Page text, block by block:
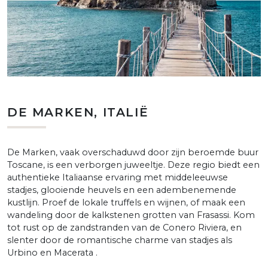
DE MARKEN, ITALIË
De Marken, vaak overschaduwd door zijn beroemde buur
Toscane, is een verborgen juweeltje. Deze regio biedt een
authentieke Italiaanse ervaring met middeleeuwse
stadjes, glooiende heuvels en een adembenemende
kustlijn. Proef de lokale truffels en wijnen, of maak een
wandeling door de kalkstenen grotten van Frasassi. Kom
tot rust op de zandstranden van de Conero Riviera, en
slenter door de romantische charme van stadjes als
Urbino en Macerata .